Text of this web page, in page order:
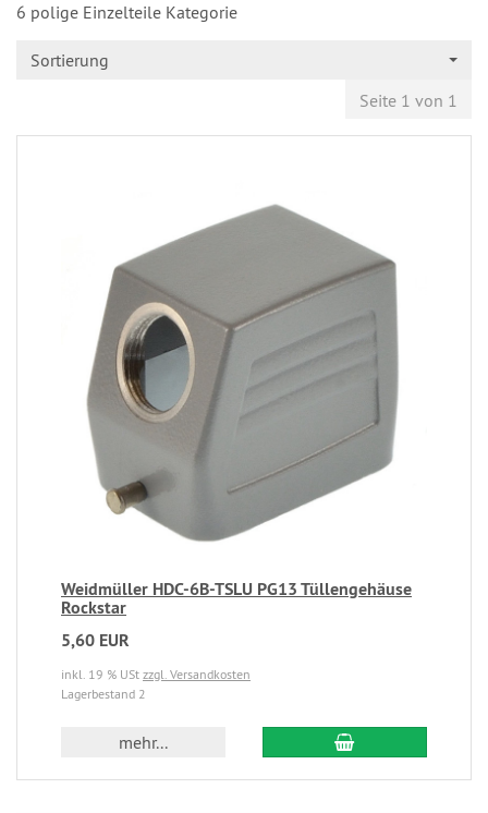
6 polige Einzelteile Kategorie
Sortierung
Seite 1 von 1
Weidmüller HDC-6B-TSLU PG13 Tüllengehäuse
Rockstar
5,60 EUR
inkl. 19 % USt zzgl. Versandkosten
Lagerbestand 2
mehr...